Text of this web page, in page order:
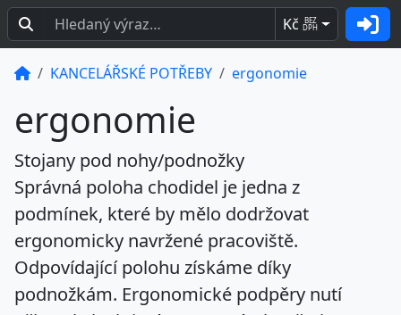
Kč BEZ
DPH
KANCELÁŘSKÉ POTŘEBY ergonomie
ergonomie
Stojany pod nohy/podnožky
Správná poloha chodidel je jedna z
podmínek, které by mělo dodržovat
ergonomicky navržené pracoviště.
Odpovídající polohu získáme díky
podnožkám. Ergonomické podpěry nutí